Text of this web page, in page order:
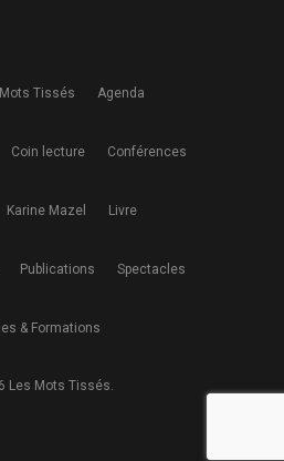
Tissés Agenda
Coin lecture Conférences
Karine Mazel Livre
Publications Spectacles
& Formations
Les Mots Tissés.